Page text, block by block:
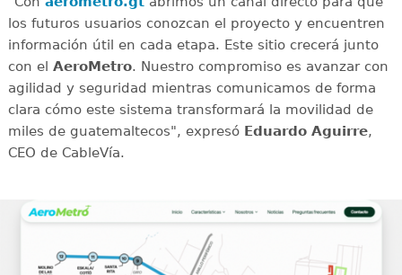
los futuros usuarios conozcan el proyecto y encuentren
información útil en cada etapa. Este sitio crecerá junto
con el AeroMetro. Nuestro compromiso es avanzar con
agilidad y seguridad mientras comunicamos de forma
clara cómo este sistema transformará la movilidad de
miles de guatemaltecos", expresó Eduardo Aguirre,
CEO de CableVía.